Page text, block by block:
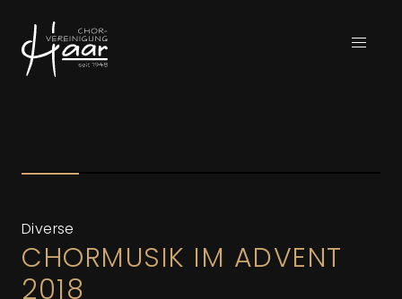
Diverse
CHORMUSIK IM ADVENT
2018